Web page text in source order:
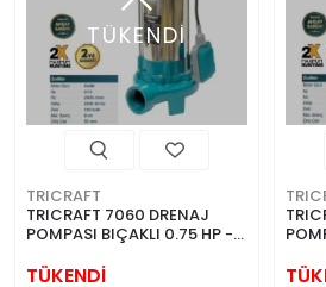
TÜKENDİ
TRICRAFT
TRICRAFT 7060 DRENAJ
POMPASI BIÇAKLI 0.75 HP -
TÜKENDİ